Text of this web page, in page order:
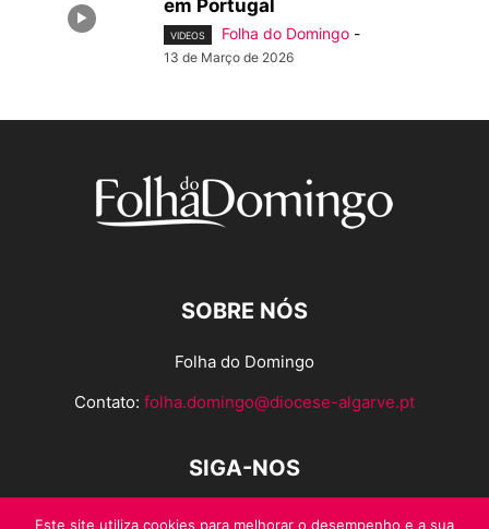
em Portugal
VIDEOS Folha do Domingo -
13 de Março de 2026
SOBRE NÓS
Folha do Domingo
Contato: folha.domingo@diocese-algarve.pt
SIGA-NOS
Este site utiliza cookies para melhorar o desempenho e a sua